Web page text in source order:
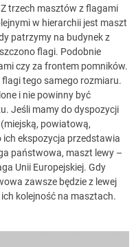
trzech masztów z flagami
w hierarchii jest maszt
patrzymy na budynek z
flagi. Podobnie
czy za frontem pomników.
tego samego rozmiaru.
i nie powinny być
Jeśli mamy do dyspozycji
powiatową,
ich ekspozycja przedstawia
państwowa, maszt lewy –
Unii Europejskiej. Gdy
zawsze będzie z lewej
kolejność na masztach.